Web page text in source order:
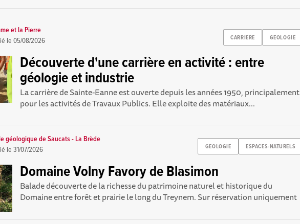
CARRIERE GEOLOGIE
et la Pierre
le05/08/2026
Découverte d'une carrière en activité : entre
géologie et industrie
La carrière de Sainte-Eanne est ouverte depuis les années 1950, principalement
pour les activités de Travaux Publics. Elle exploite des matériaux...
GEOLOGIE ESPACES-NATURELS
géologique de Saucats - La Brède
le31/07/2026
Domaine Volny Favory de Blasimon
Balade découverte de la richesse du patrimoine naturel et historique du
Domaine entre forêt et prairie le long du Treynem. Sur réservation uniquement